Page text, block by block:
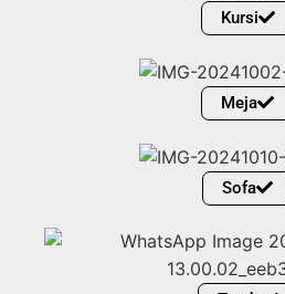
Kursi
Meja
Sofa